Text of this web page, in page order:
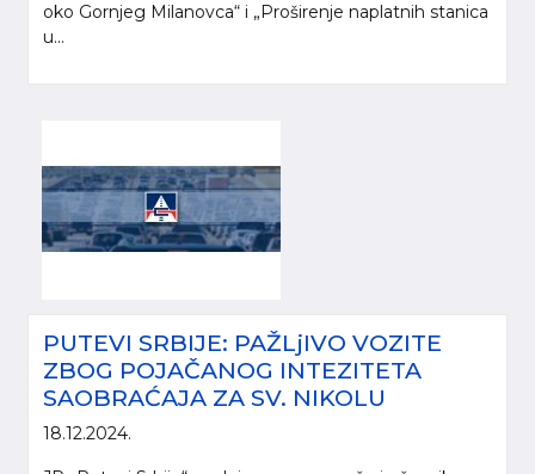
oko Gornjeg Milanovca“ i „Proširenje naplatnih stanica
u...
PUTEVI SRBIJE: PAŽLjIVO VOZITE
ZBOG POJAČANOG INTEZITETA
SAOBRAĆAJA ZA SV. NIKOLU
18.12.2024.